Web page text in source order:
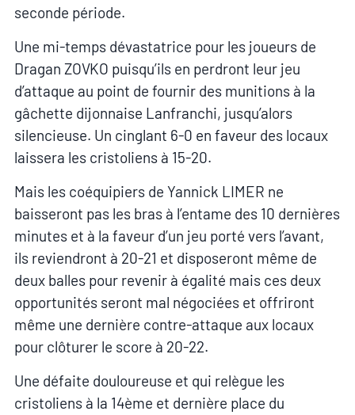
seconde période.
Une mi-temps dévastatrice pour les joueurs de
Dragan ZOVKO puisqu’ils en perdront leur jeu
d’attaque au point de fournir des munitions à la
gâchette dijonnaise Lanfranchi, jusqu’alors
silencieuse. Un cinglant 6-0 en faveur des locaux
laissera les cristoliens à 15-20.
Mais les coéquipiers de Yannick LIMER ne
baisseront pas les bras à l’entame des 10 dernières
minutes et à la faveur d’un jeu porté vers l’avant,
ils reviendront à 20-21 et disposeront même de
deux balles pour revenir à égalité mais ces deux
opportunités seront mal négociées et offriront
même une dernière contre-attaque aux locaux
pour clôturer le score à 20-22.
Une défaite douloureuse et qui relègue les
cristoliens à la 14ème et dernière place du